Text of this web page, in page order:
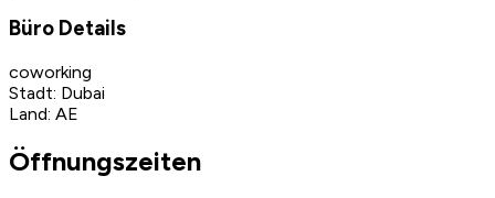
Büro Details
coworking
Stadt: Dubai
Land: AE
Öffnungszeiten